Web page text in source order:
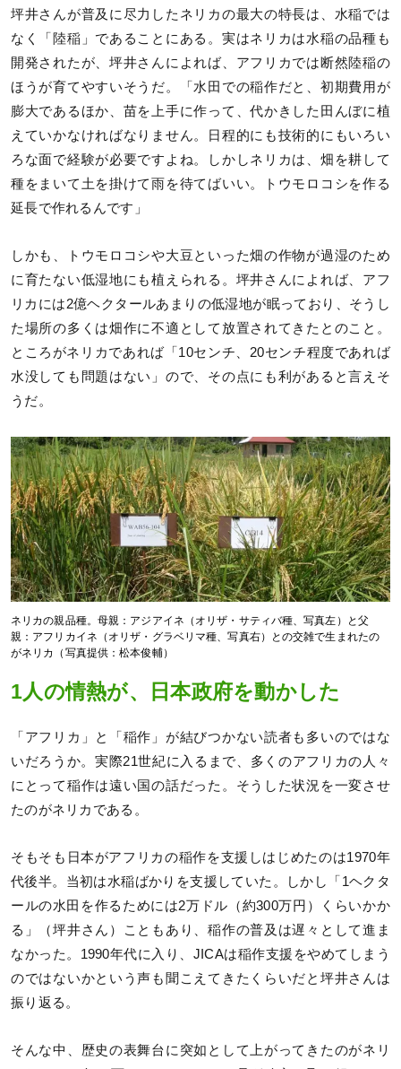
坪井さんが普及に尽力したネリカの最大の特長は、水稲では
なく「陸稲」であることにある。実はネリカは水稲の品種も
開発されたが、坪井さんによれば、アフリカでは断然陸稲の
ほうが育てやすいそうだ。「水田での稲作だと、初期費用が
膨大であるほか、苗を上手に作って、代かきした田んぼに植
えていかなければなりません。日程的にも技術的にもいろい
ろな面で経験が必要ですよね。しかしネリカは、畑を耕して
種をまいて土を掛けて雨を待てばいい。トウモロコシを作る
延長で作れるんです」
しかも、トウモロコシや大豆といった畑の作物が過湿のため
に育たない低湿地にも植えられる。坪井さんによれば、アフ
リカには2億ヘクタールあまりの低湿地が眠っており、そうし
た場所の多くは畑作に不適として放置されてきたとのこと。
ところがネリカであれば「10センチ、20センチ程度であれば
水没しても問題はない」ので、その点にも利があると言えそ
うだ。
ネリカの親品種。母親：アジアイネ（オリザ・サティバ種、写真左）と父
親：アフリカイネ（オリザ・グラベリマ種、写真右）との交雑で生まれたの
がネリカ（写真提供：松本俊輔）
1人の情熱が、日本政府を動かした
「アフリカ」と「稲作」が結びつかない読者も多いのではな
いだろうか。実際21世紀に入るまで、多くのアフリカの人々
にとって稲作は遠い国の話だった。そうした状況を一変させ
たのがネリカである。
そもそも日本がアフリカの稲作を支援しはじめたのは1970年
代後半。当初は水稲ばかりを支援していた。しかし「1ヘクタ
ールの水田を作るためには2万ドル（約300万円）くらいかか
る」（坪井さん）こともあり、稲作の普及は遅々として進ま
なかった。1990年代に入り、JICAは稲作支援をやめてしまう
のではないかという声も聞こえてきたくらいだと坪井さんは
振り返る。
そんな中、歴史の表舞台に突如として上がってきたのがネリ